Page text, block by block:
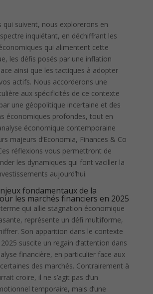
qui suivent, nous explorerons en
inquiétant, en déchiffrant les
qui alimentent cette
les défis posés par une inflation
ainsi que les tactiques à adopter
actifs. Nous accorderons une
aux spécificités de ce contexte
une géopolitique incertaine et des
économiques profondes, tout en
économique contemporaine
majeurs d’Economia, Finances & Co
réflexions vous permettront de
les dynamiques qui font vaciller la
aujourd’hui.
fondamentaux de la
les marchés financiers en 2025
qui allie stagnation économique
représente un défi multiforme,
Son apparition dans le contexte
suscite un regain d’attention dans
financière, en particulier face aux
des marchés. Contrairement à
croire, il ne s’agit pas d’un
temporaire, mais d’une